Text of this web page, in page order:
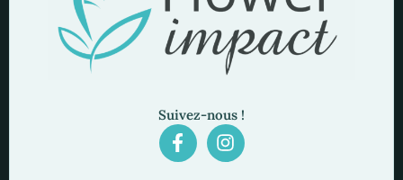
Suivez-nous !